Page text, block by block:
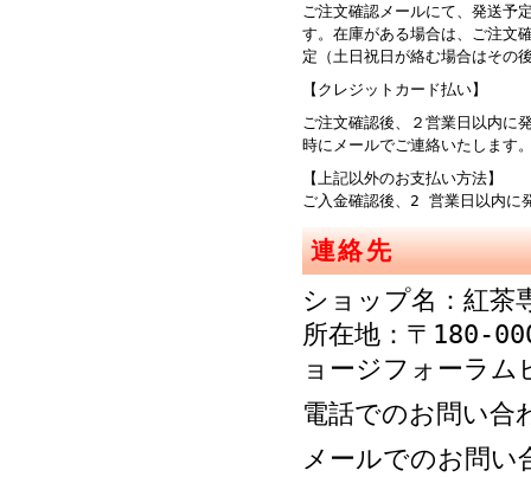
ご注文確認メールにて、発送予
す。在庫がある場合は、ご注文
定（土日祝日が絡む場合はその
【クレジットカード払い】
ご注文確認後、２営業日以内に
時にメールでご連絡
【上記以外のお支払い方法】
ご入金確認後、2 営業日以内に
連絡先
ショップ名：紅
所在地：〒180-
ョージフォーラム
電話でのお問い
メールでのお問い